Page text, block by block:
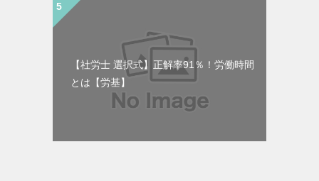
【社労士 選択式】正解率91％！労働時間
とは【労基】